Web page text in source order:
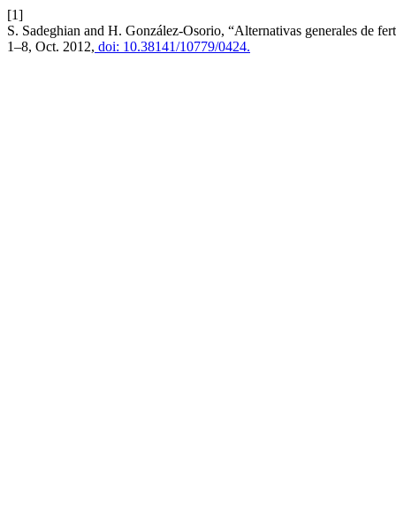
[1]
S. Sadeghian and H. González-Osorio, “Alternativas generales de
1–8, Oct. 2012, doi: 10.38141/10779/0424.